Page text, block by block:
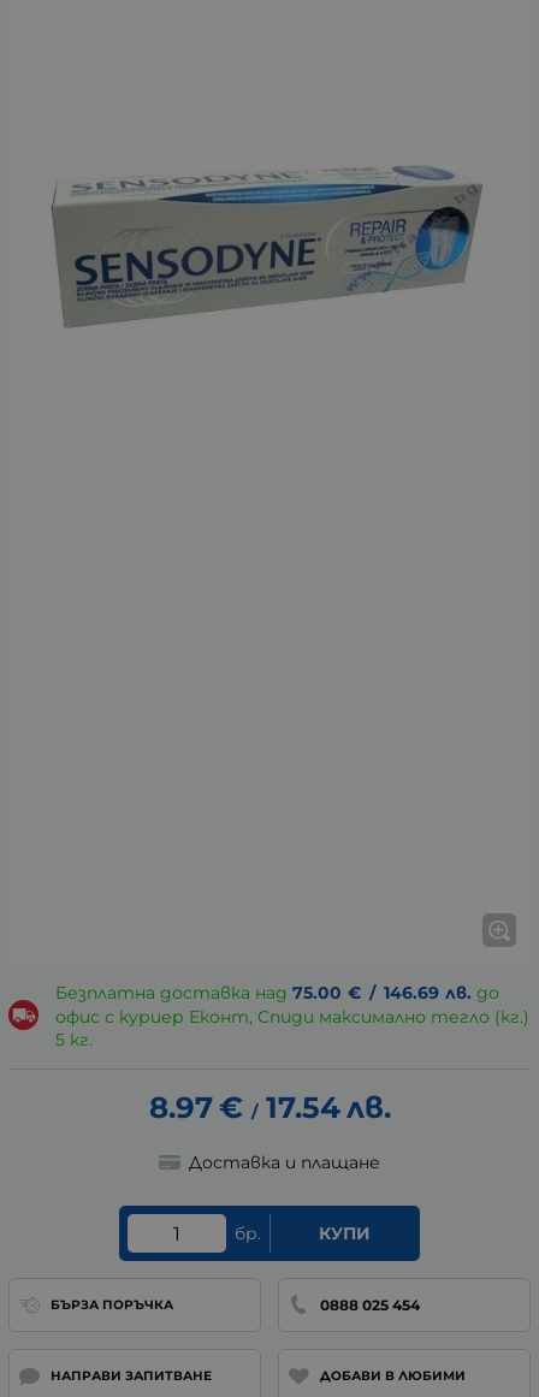
Безплатна доставка над 75.00 € / 146.69 лв. до
офис с куриер Еконт, Спиди максимално тегло (кг.)
5 кг.
8.97€ / 17.54лв.
Доставка и плащане
бр. КУПИ
БЪРЗА ПОРЪЧКА 0888 025 454
НАПРАВИ ЗАПИТВАНЕ ДОБАВИ В ЛЮБИМИ